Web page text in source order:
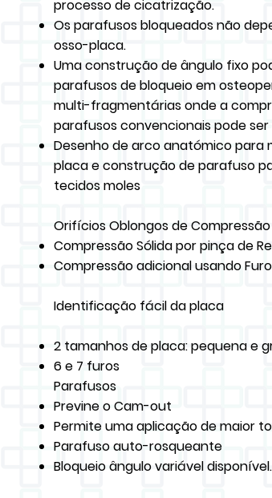
processo de cicatrização.
Os parafusos bloqueados não
osso-placa.
Uma construção de ângulo fixo
parafusos de bloqueio em
multi-fragmentárias onde a
parafusos convencionais pode
Desenho de arco anatómico para
placa e construção de parafuso
tecidos moles
Orifícios Oblongos de Compressão
Compressão Sólida por pinça de
Compressão adicional usando
Identificação fácil da placa
2 tamanhos de placa: pequena e
6 e 7 furos
Parafusos
Previne o Cam-out
Permite uma aplicação de maior
Parafuso auto-rosqueante
Bloqueio ângulo variável disponível.